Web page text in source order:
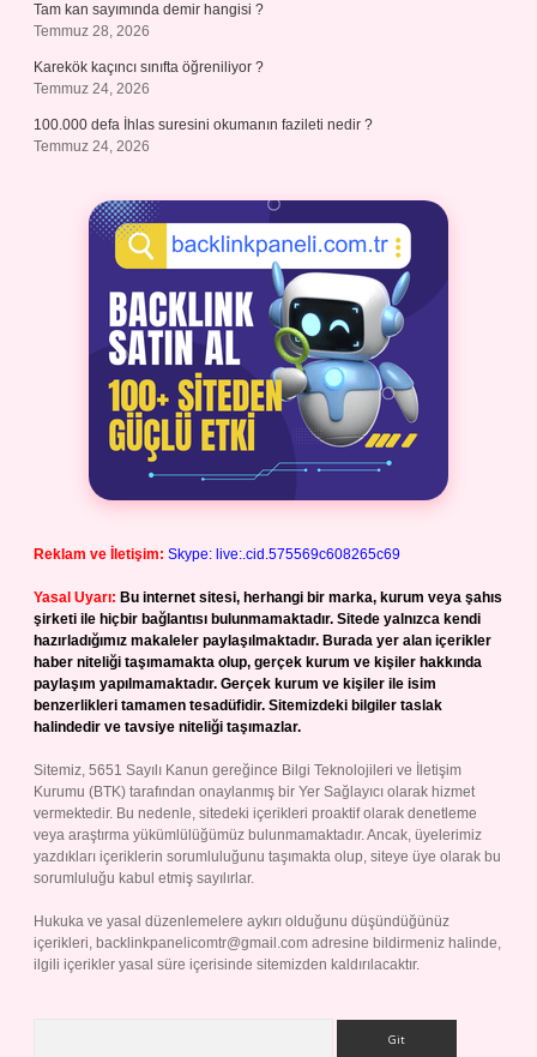
Tam kan sayımında demir hangisi ?
Temmuz 28, 2026
Karekök kaçıncı sınıfta öğreniliyor ?
Temmuz 24, 2026
100.000 defa İhlas suresini okumanın fazileti nedir ?
Temmuz 24, 2026
Reklam ve İletişim: Skype: live:.cid.575569c608265c69
Yasal Uyarı: Bu internet sitesi, herhangi bir marka, kurum veya şahıs
şirketi ile hiçbir bağlantısı bulunmamaktadır. Sitede yalnızca kendi
hazırladığımız makaleler paylaşılmaktadır. Burada yer alan içerikler
haber niteliği taşımamakta olup, gerçek kurum ve kişiler hakkında
paylaşım yapılmamaktadır. Gerçek kurum ve kişiler ile isim
benzerlikleri tamamen tesadüfidir. Sitemizdeki bilgiler taslak
halindedir ve tavsiye niteliği taşımazlar.
Sitemiz, 5651 Sayılı Kanun gereğince Bilgi Teknolojileri ve İletişim
Kurumu (BTK) tarafından onaylanmış bir Yer Sağlayıcı olarak hizmet
vermektedir. Bu nedenle, sitedeki içerikleri proaktif olarak denetleme
veya araştırma yükümlülüğümüz bulunmamaktadır. Ancak, üyelerimiz
yazdıkları içeriklerin sorumluluğunu taşımakta olup, siteye üye olarak bu
sorumluluğu kabul etmiş sayılırlar.
Hukuka ve yasal düzenlemelere aykırı olduğunu düşündüğünüz
içerikleri, backlinkpanelicomtr@gmail.com adresine bildirmeniz halinde,
ilgili içerikler yasal süre içerisinde sitemizden kaldırılacaktır.